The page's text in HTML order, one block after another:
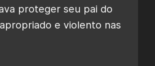
proteger seu pai do
e violento nas